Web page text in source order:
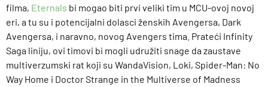
filma, Eternals bi mogao biti prvi veliki tim u MCU-ovoj novoj
eri, a tu su i potencijalni dolasci ženskih Avengersa, Dark
Avengersa, i naravno, novog Avengers tima. Prateći Infinity
Saga liniju, ovi timovi bi mogli udružiti snage da zaustave
multiverzumski rat koji su WandaVision, Loki, Spider-Man: No
Way Home i Doctor Strange in the Multiverse of Madness